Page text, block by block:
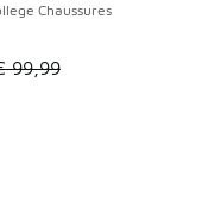
Chaussures
est en promotion.
99,99